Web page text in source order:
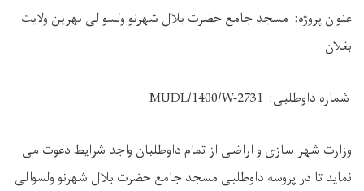
عنوان پروژه: مسجد جامع حضرت بلال شهرنو ولسوالی نهرین ولایت
بغلان
شماره داوطلبی: MUDL/1400/W-2731
وزارت شهر سازی و اراضی از تمام داوطلبان واجد شرایط دعوت می
نماید تا در پروسه داوطلبی مسجد جامع حضرت بلال شهرنو ولسوالی